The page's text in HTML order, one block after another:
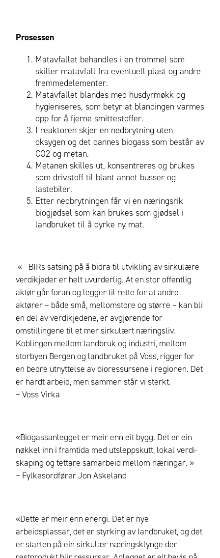
Prosessen
Matavfallet behandles i en trommel som
skiller matavfall fra eventuell plast og andre
fremmedelementer.
Matavfallet blandes med husdyrmøkk og
hygieniseres, som betyr at blandingen varmes
opp for å fjerne smittestoffer.
I reaktoren skjer en nedbrytning uten
oksygen og det dannes biogass som består av
CO2 og metan.
Metanen skilles ut, konsentreres og brukes
som drivstoff til blant annet busser og
lastebiler.
Etter nedbrytningen får vi en næringsrik
biogjødsel som kan brukes som gjødsel i
landbruket til å dyrke ny mat.
«– BIRs satsing på å bidra til utvikling av sirkulære
verdikjeder er helt uvurderlig. At en stor offentlig
aktør går foran og legger til rette for at andre
aktører – både små, mellomstore og større – kan bli
en del av verdikjedene, er avgjørende for
omstillingene til et mer sirkulært næringsliv.
Koblingen mellom landbruk og industri, mellom
storbyen Bergen og landbruket på Voss, rigger for
en bedre utnyttelse av bioressursene i regionen. Det
er hardt arbeid, men sammen står vi sterkt.
– Voss Virka
«Biogassanlegget er meir enn eit bygg. Det er ein
nøkkel inn i framtida med utsleppskutt, lokal verdi-
skaping og tettare samarbeid mellom næringar. »
– Fylkesordfører Jon Askeland
«Dette er meir enn energi. Det er nye
arbeidsplassar, det er styrking av landbruket, og det
er starten på ein sirkulær næringsklynge der